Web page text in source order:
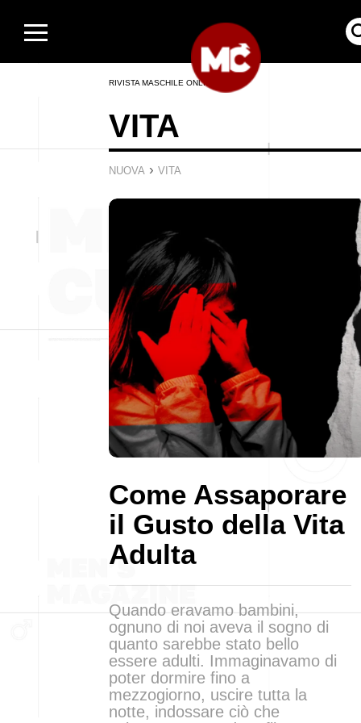
RIVISTA MASCHILE ONLINE
VITA
NUOVA › VITA
Come Assaporare
il Gusto della Vita
Adulta
Quando eravamo bambini,
ognuno di noi aveva il sogno di
quanto sarebbe stato bello
essere adulti. Immaginavamo di
poter dormire fino a
mezzogiorno, uscire tutta la
notte, indossare ciò che